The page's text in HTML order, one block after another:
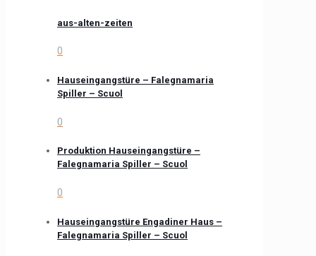
aus-alten-zeiten
0
Hauseingangstüre – Falegnamaria
Spiller – Scuol
0
Produktion Hauseingangstüre –
Falegnamaria Spiller – Scuol
0
Hauseingangstüre Engadiner Haus –
Falegnamaria Spiller – Scuol